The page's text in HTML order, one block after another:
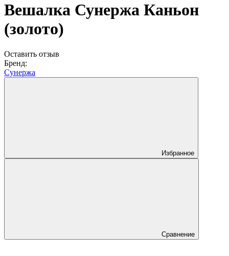
Вешалка Сунержа Каньон
(золото)
Оставить отзыв
Бренд:
Сунержа
Избранное
Сравнение